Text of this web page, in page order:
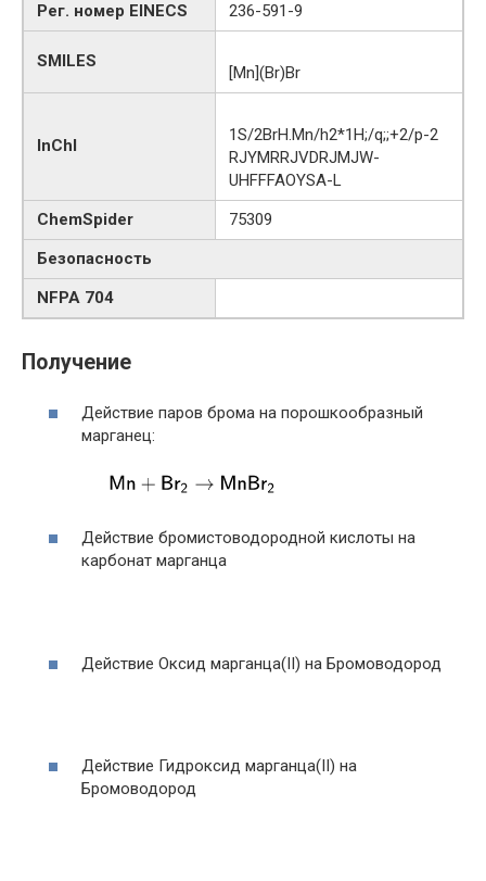
Рег. номер EINECS
236-591-9
SMILES
[Mn](Br)Br
InChI
1S/2BrH.Mn/h2*1H;/q;;+2/p-2
RJYMRRJVDRJMJW-
UHFFFAOYSA-L
ChemSpider
75309
Безопасность
NFPA 704
Получение
Действие паров брома на порошкообразный
марганец:
Действие бромистоводородной кислоты на
карбонат марганца
Действие Оксид марганца(II) на Бромоводород
Действие Гидроксид марганца(II) на
Бромоводород